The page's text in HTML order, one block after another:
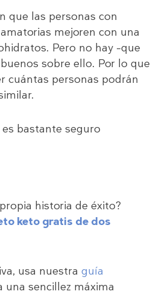
que las personas con
mejoren con una
Pero no hay –que
sobre ello. Por lo que
cuántas personas podrán
bastante seguro
historia de éxito?
keto gratis de dos
usa nuestra guía
una sencillez máxima